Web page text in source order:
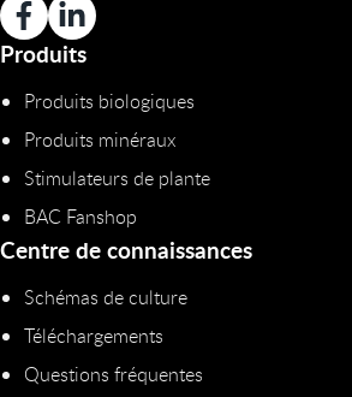
Produits
Produits biologiques
Produits minéraux
Stimulateurs de plante
BAC Fanshop
Centre de connaissances
Schémas de culture
Téléchargements
Questions fréquentes